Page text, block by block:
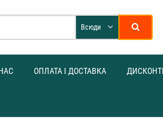
Всюди
ОПЛАТА І ДОСТАВКА